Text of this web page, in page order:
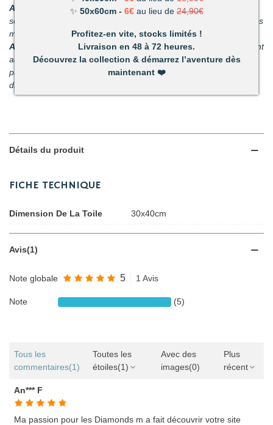
Améliore votre dextérité :rien n’est plus satisfaisant que le
sentiment d’avoir fait quelque chose d’harmonieux de ses propres
mains.
Activité pour les enfants et les adultes :facile à utiliser, ils sont
adaptés pour les petits et les adultes. C’est un passe-temps
parfait pour s’amuser en famille. (Nous recommandons nos kits
diamant pour les enfants de plus de 6 ans.)
Détails du produit
FICHE TECHNIQUE
Dimension De La Toile 30x40cm
Avis(1)
Note globale 5 1 Avis
Note (5)
Tous les
commentaires(1)
Toutes les
étoiles(1)
Avec des
images(0)
Plus
récent
An*** F
Ma passion pour les Diamonds m a fait découvrir votre site
✨ 50x60cm - 6€ au lieu de 24,90€
Profitez-en vite, stocks limités !
Livraison en 48 à 72 heures.
Découvrez la collection & démarrez l’aventure dès
maintenant❤️